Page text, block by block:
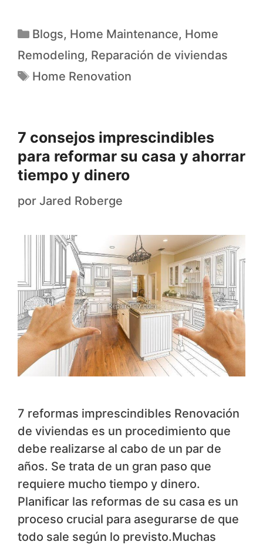
Blogs, Home Maintenance, Home
Remodeling, Reparación de viviendas
Home Renovation
7 consejos imprescindibles
para reformar su casa y ahorrar
tiempo y dinero
por Jared Roberge
7 reformas imprescindibles Renovación
de viviendas es un procedimiento que
debe realizarse al cabo de un par de
años. Se trata de un gran paso que
requiere mucho tiempo y dinero.
Planificar las reformas de su casa es un
proceso crucial para asegurarse de que
todo sale según lo previsto.Muchas